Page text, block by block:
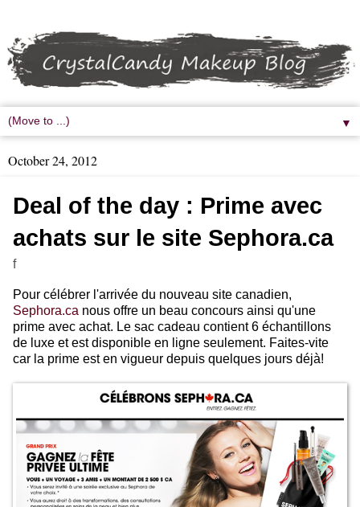
▼
October 24, 2012
Deal of the day : Prime avec
achats sur le site Sephora.ca
f
Pour célébrer l'arrivée du nouveau site canadien,
Sephora.ca nous offre un beau concours ainsi qu'une
prime avec achat. Le sac cadeau contient 6 échantillons
de luxe et est disponible en ligne seulement. Faites-vite
car la prime est en vigueur depuis quelques jours déjà!